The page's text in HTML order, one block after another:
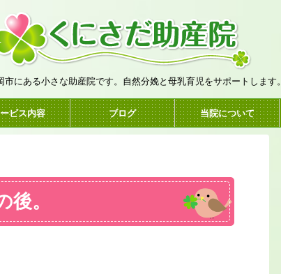
市にある小さな助産院です。自然分娩と母乳育児をサポートします。
ビス内容 ブログ 当院について
。